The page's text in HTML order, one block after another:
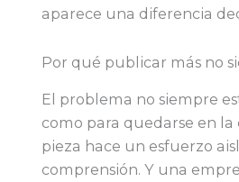
aparece una diferencia
Por qué publicar más no
El problema no siempre
como para quedarse en
pieza hace un esfuerzo
comprensión. Y una